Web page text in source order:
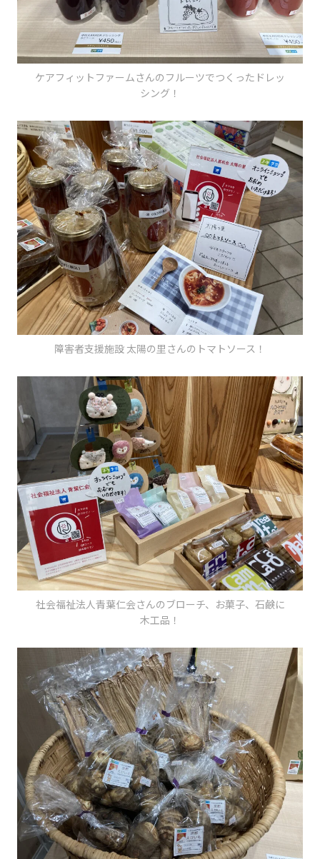
ケアフィットファームさんのフルーツでつくったドレッ
シング！
障害者支援施設 太陽の里さんのトマトソース！
社会福祉法人青葉仁会さんのブローチ、お菓子、石鹸に
木工品！